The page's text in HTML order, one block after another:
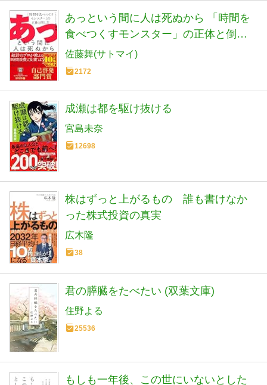
あっという間に人は死ぬから 「時間を
食べつくすモンスター」の正体と倒し
方
佐藤舞(サトマイ)
2172
成瀬は都を駆け抜ける
宮島未奈
12698
株はずっと上がるもの 誰も書けなか
った株式投資の真実
広木隆
38
君の膵臓をたべたい (双葉文庫)
住野よる
25536
もしも一年後、この世にいないとした